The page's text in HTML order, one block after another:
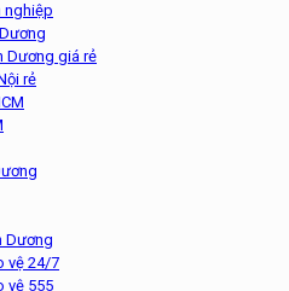
nghiệp
Dương giá rẻ
rẻ
Dương
vệ 24/7
vệ 555